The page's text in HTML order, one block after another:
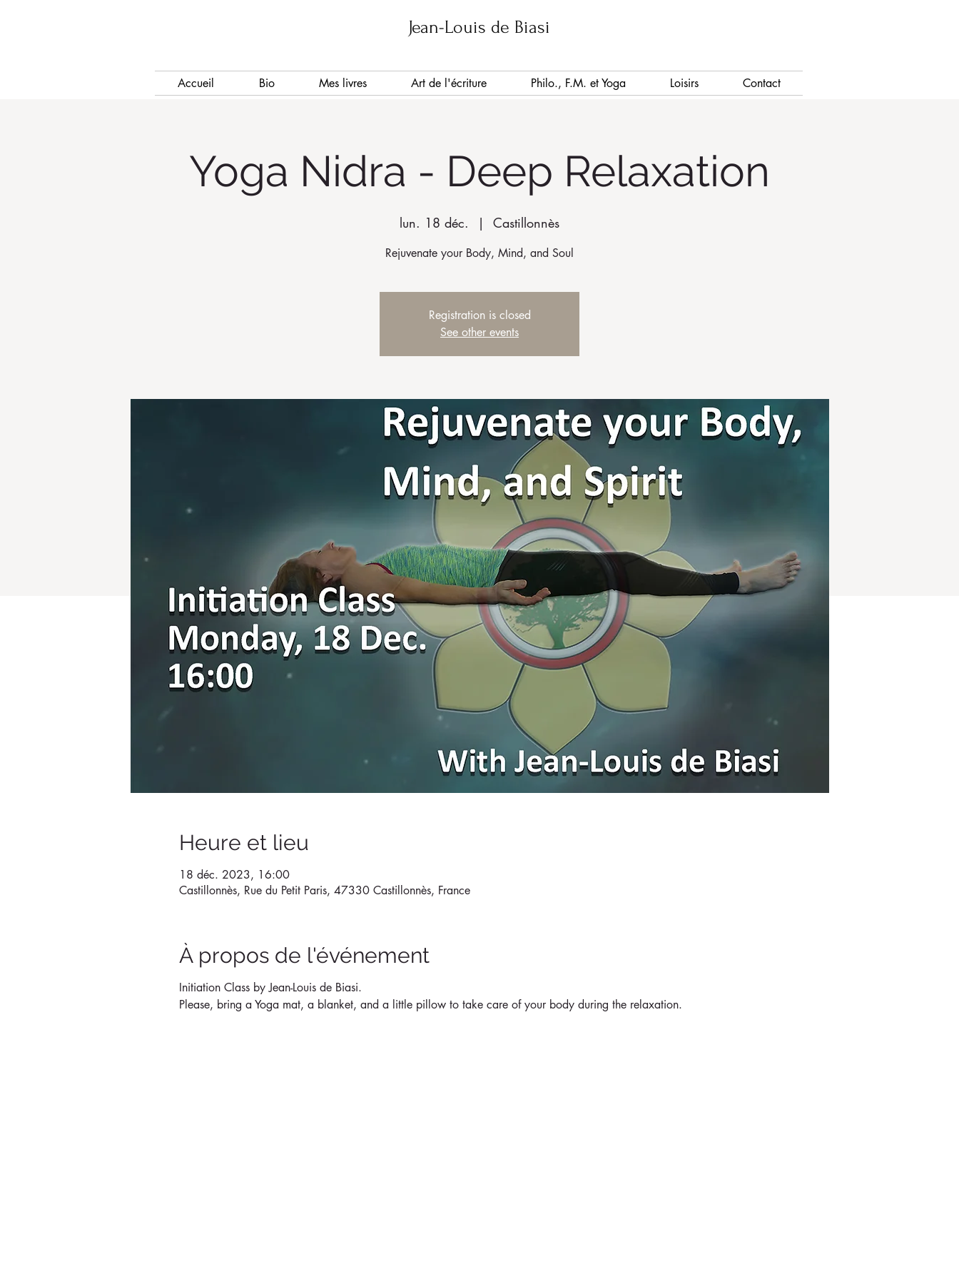
Jean-Louis de Biasi
Accueil Bio Mes livres Art de l'écriture Philo., F.M. et Yoga Loisirs Contact
Yoga Nidra - Deep Relaxation
lun. 18 déc.
  |
Castillonnès
Rejuvenate your Body, Mind, and Soul
Registration is closed
See other events
Heure et lieu
18 déc. 2023, 16:00
Castillonnès, Rue du Petit Paris, 47330 Castillonnès, France
À propos de l'événement
Initiation Class by Jean-Louis de Biasi.
Please, bring a Yoga mat, a blanket, and a little pillow to take care of your body during the relaxation.